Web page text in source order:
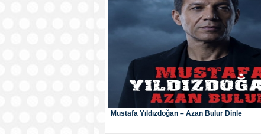
Mustafa Yıldızdoğan – Azan Bulur Dinle